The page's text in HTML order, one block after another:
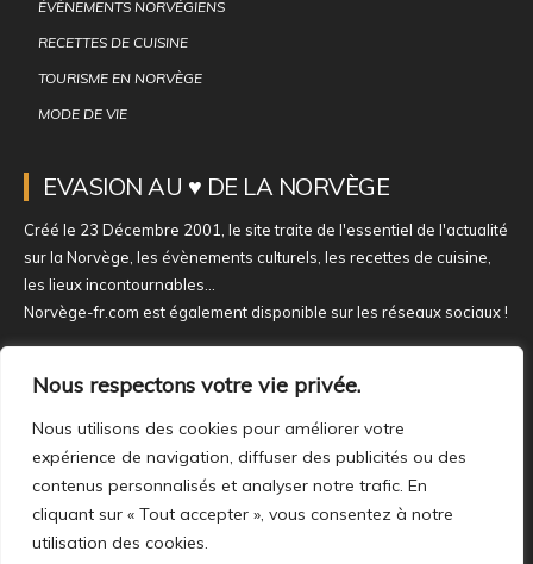
Nous respectons votre vie privée.
Nous utilisons des cookies pour améliorer votre
expérience de navigation, diffuser des publicités ou des
contenus personnalisés et analyser notre trafic. En
cliquant sur « Tout accepter », vous consentez à notre
utilisation des cookies.
ÉVÈNEMENTS NORVÉGIENS
RECETTES DE CUISINE
TOURISME EN NORVÈGE
MODE DE VIE
EVASION AU ♥ DE LA NORVÈGE
Créé le 23 Décembre 2001, le site traite de l'essentiel de l'actualité
sur la Norvège, les évènements culturels, les recettes de cuisine,
les lieux incontournables...
Norvège-fr.com est également disponible sur les réseaux sociaux !